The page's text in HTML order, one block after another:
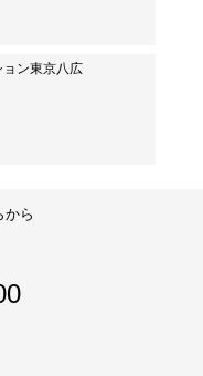
ン東京八広
から